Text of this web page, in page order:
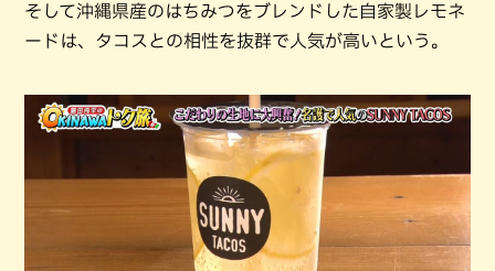
そして沖縄県産のはちみつをブレンドした自家製レモネ
ードは、タコスとの相性を抜群で人気が高いという。